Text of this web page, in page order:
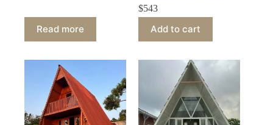
Read more
$543
Add to cart